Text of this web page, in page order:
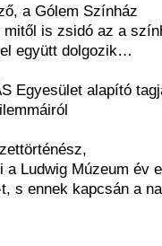
a Gólem Színház
is zsidó az a
együtt dolgozik…
Egyesület alapító
a Ludwig Múzeum év
s ennek kapcsán a